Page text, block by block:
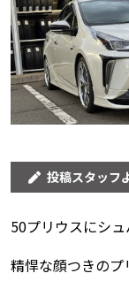
投稿スタッフ
50プリウスにシ
精悍な顔つきの